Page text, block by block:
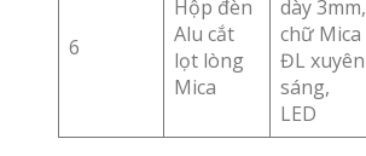
6
Hộp đèn
Alu cắt
lọt lòng
Mica
dày 3mm,
chữ Mica
ĐL xuyên
sáng,
LED